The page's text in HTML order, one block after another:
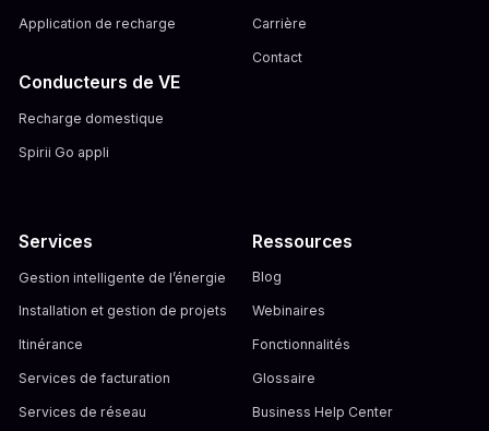
Application de recharge
Conducteurs de VE
Recharge domestique
Spirii Go appli
Carrière
Contact
Services
Gestion intelligente de l’énergie
Installation et gestion de projets
Itinérance
Services de facturation
Services de réseau
Ressources
Blog
Webinaires
Fonctionnalités
Glossaire
Business Help Center